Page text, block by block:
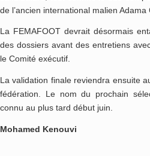
de l’ancien international malien Adama
La FEMAFOOT devrait désormais
des dossiers avant des entretiens
le Comité exécutif.
La validation finale reviendra ensuite
fédération. Le nom du prochain
connu au plus tard début juin.
Mohamed Kenouvi